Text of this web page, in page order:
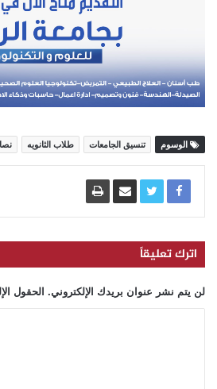
الوسوم تنسيق الجامعات طلاب الثانويه
اترك تعليقاً
لن يتم نشر عنوان بريدك الإلكتروني. الحقول